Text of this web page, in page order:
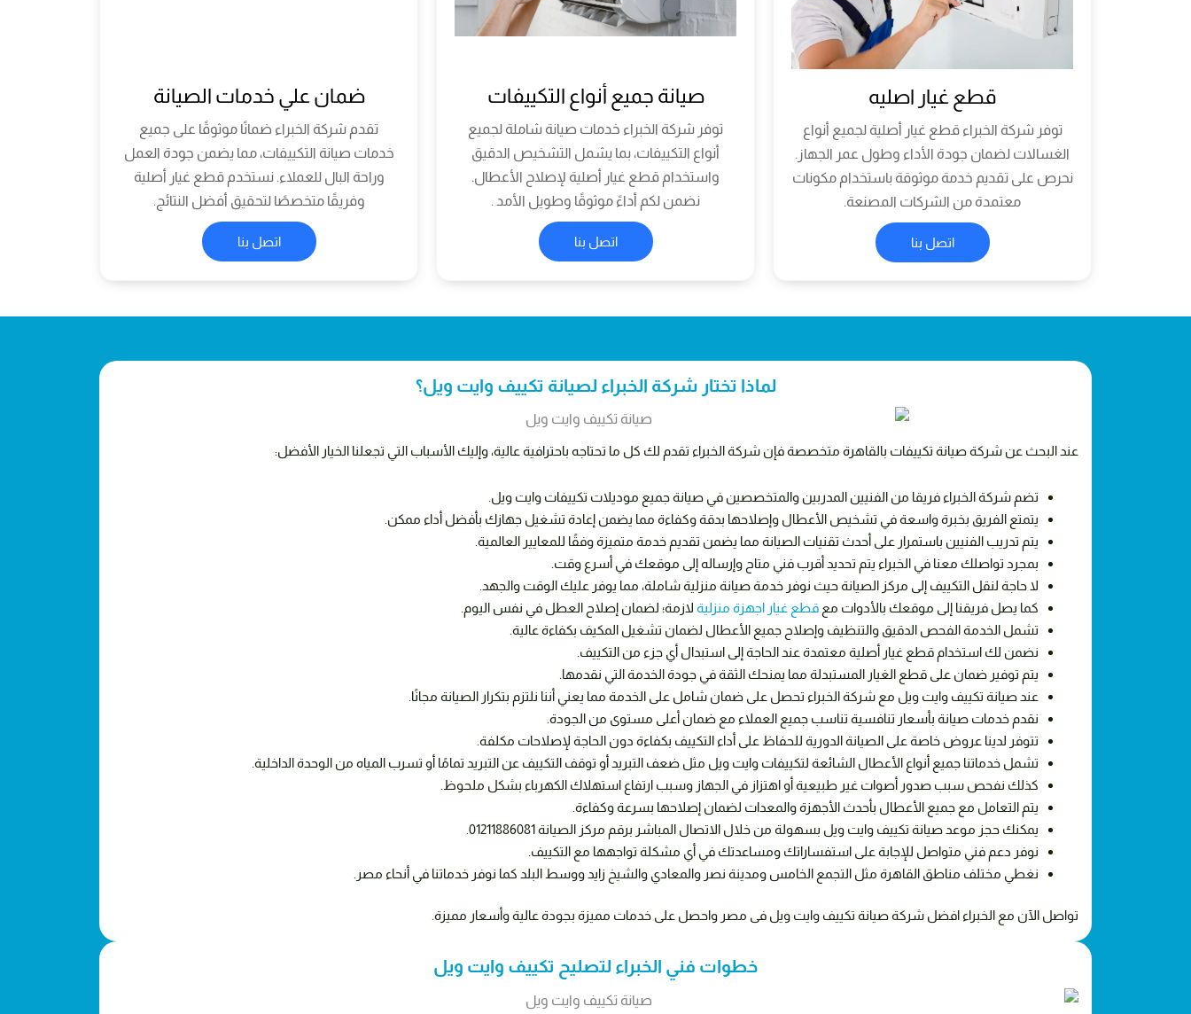
قطع غيار اصليه
توفر شركة الخبراء قطع غيار أصلية لجميع أنواع
الغسالات لضمان جودة الأداء وطول عمر الجهاز.
نحرص على تقديم خدمة موثوقة باستخدام مكونات
معتمدة من الشركات المصنعة.
اتصل بنا
صيانة جميع أنواع التكييفات
توفر شركة الخبراء خدمات صيانة شاملة لجميع
أنواع التكييفات، بما يشمل التشخيص الدقيق
واستخدام قطع غيار أصلية لإصلاح الأعطال.
نضمن لكم أداءً موثوقًا وطويل الأمد .
اتصل بنا
ضمان علي خدمات الصيانة
تقدم شركة الخبراء ضمانًا موثوقًا على جميع
خدمات صيانة التكييفات، مما يضمن جودة العمل
وراحة البال للعملاء. نستخدم قطع غيار أصلية
وفريقًا متخصصًا لتحقيق أفضل النتائج.
اتصل بنا
لماذا تختار شركة الخبراء لصيانة تكييف وايت ويل؟
عند البحث عن شركة صيانة تكييفات بالقاهرة متخصصة فإن شركة الخبراء تقدم لك كل ما تحتاجه باحترافية عالية، وإليك الأسباب التي تجعلنا الخيار الأفضل:
تضم شركة الخبراء فريقا من الفنيين المدربين والمتخصصين في صيانة جميع موديلات تكييفات وايت ويل.
يتمتع الفريق بخبرة واسعة في تشخيص الأعطال وإصلاحها بدقة وكفاءة مما يضمن إعادة تشغيل جهازك بأفضل أداء ممكن.
يتم تدريب الفنيين باستمرار على أحدث تقنيات الصيانة مما يضمن تقديم خدمة متميزة وفقًا للمعايير العالمية.
بمجرد تواصلك معنا في الخبراء يتم تحديد أقرب فني متاح وإرساله إلى موقعك في أسرع وقت.
لا حاجة لنقل التكييف إلى مركز الصيانة حيث نوفر خدمة صيانة منزلية شاملة، مما يوفر عليك الوقت والجهد.
كما يصل فريقنا إلى موقعك بالأدوات مع قطع غيار اجهزة منزلية لازمة؛ لضمان إصلاح العطل في نفس اليوم.
تشمل الخدمة الفحص الدقيق والتنظيف وإصلاح جميع الأعطال لضمان تشغيل المكيف بكفاءة عالية.
نضمن لك استخدام قطع غيار أصلية معتمدة عند الحاجة إلى استبدال أي جزء من التكييف.
يتم توفير ضمان على قطع الغيار المستبدلة مما يمنحك الثقة في جودة الخدمة التي نقدمها.
عند صيانة تكييف وايت ويل مع شركة الخبراء تحصل على ضمان شامل على الخدمة مما يعني أننا نلتزم بتكرار الصيانة مجانًا.
نقدم خدمات صيانة بأسعار تنافسية تناسب جميع العملاء مع ضمان أعلى مستوى من الجودة.
تتوفر لدينا عروض خاصة على الصيانة الدورية للحفاظ على أداء التكييف بكفاءة دون الحاجة لإصلاحات مكلفة.
تشمل خدماتنا جميع أنواع الأعطال الشائعة لتكييفات وايت ويل مثل ضعف التبريد أو توقف التكييف عن التبريد تمامًا أو تسرب المياه من الوحدةالداخلية
كذلك نفحص سبب صدور أصوات غير طبيعيةأواهتزاز في الجهاز وسبب ارتفاع استهلاك الكهرباء بشكل ملحوظ
يتم التعامل مع جميع الأعطال بأحدث الأجهزة والمعدات لضمان إصلاحها بسرعة وكفاءة.
يمكنك حجز موعد صيانة تكييف وايت ويل بسهولة من خلال الاتصال المباشر برقم مركز الصيانة 01211886081.
نوفر دعم فني متواصل للإجابة على استفساراتك ومساعدتك في أي مشكلة تواجهها مع التكييف.
نغطي مختلف مناطق القاهرة مثل التجمع الخامس ومدينة نصر والمعادي والشيخ زايد ووسط البلد كما نوفر خدماتنا في أنحاء مصر.
تواصل الآن مع الخبراء افضل شركة صيانة تكييف وايت ويل فى مصر واحصل على خدمات مميزة بجودة عالية وأسعار مميزة.
خطوات فني الخبراء لتصليح تكييف وايت ويل